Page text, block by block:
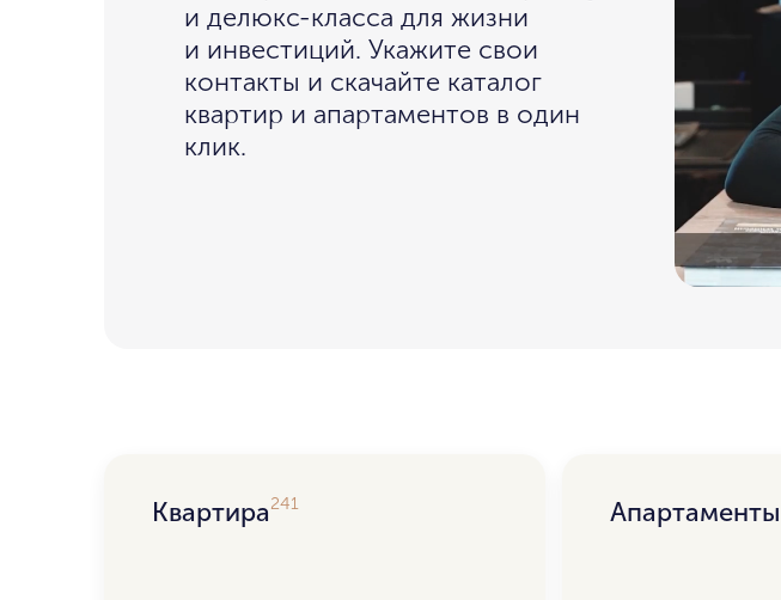
и делюкс-класса для жизни
и инвестиций. Укажите свои
контакты и скачайте каталог
квартир и апартаментов в один
клик.
Квартира241 Апартаменты